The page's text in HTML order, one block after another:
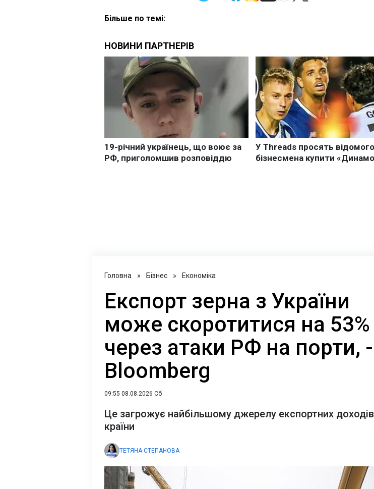
Більше по темі:
Головна » Бізнес » Економіка
Експорт зерна з України
може скоротитися на 53%
через атаки РФ на порти, -
Bloomberg
09:55 08.08.2026 Сб
Це загрожує найбільшому джерелу експортних доходів
країни
ТЕТЯНА СТЕПАНОВА